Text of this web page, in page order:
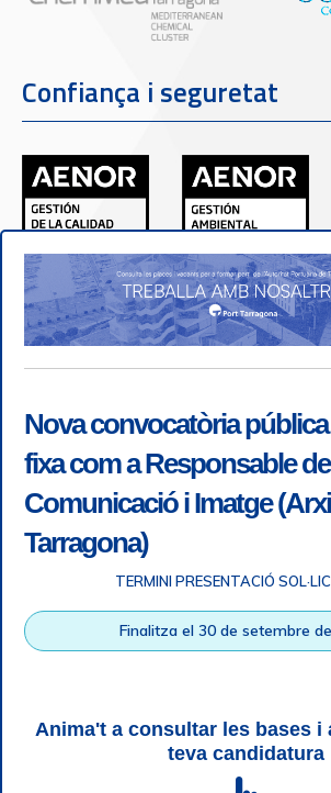
Confiança i seguretat
Nova convocatòria
fixa com a Responsable de
Comunicació i Imatge
Tarragona)
TERMINI PRESENTACIÓ
Finalitza el 30 de setembre
Anima't a consultar les bases i
teva candidatura